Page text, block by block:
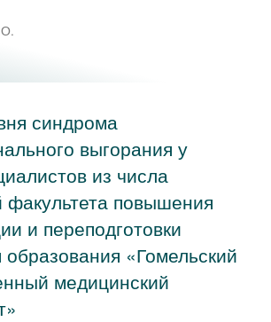
синдрома
выгорания у
из числа
повышения
и переподготовки
«Гомельский
медицинский